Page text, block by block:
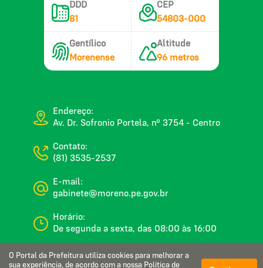
DDD
81
CEP
54803-000
Gentílico
Morenense
Altitude
96 metros
Endereço:
Av. Dr. Sofronio Portela, nº 3754 - Centro
Contato:
(81) 3535-2537
E-mail:
gabinete@moreno.pe.gov.br
Horário:
De segunda a sexta, das 08:00 às 16:00
O Portal da Prefeitura utiliza cookies para melhorar a
sua experiência, de acordo com a nossa Política de